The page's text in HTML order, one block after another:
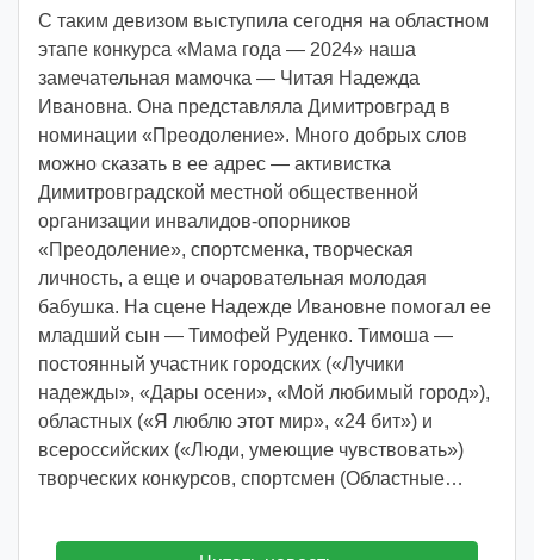
:
v
o
i
d
d
m
d
y
С таким девизом выступила сегодня на областном
этапе конкурса «Мама года — 2024» наша
замечательная мамочка — Читая Надежда
Ивановна. Она представляла Димитровград в
номинации «Преодоление». Много добрых слов
можно сказать в ее адрес — активистка
Димитровградской местной общественной
организации инвалидов-опорников
«Преодоление», спортсменка, творческая
личность, а еще и очаровательная молодая
бабушка. На сцене Надежде Ивановне помогал ее
младший сын — Тимофей Руденко. Тимоша —
постоянный участник городских («Лучики
надежды», «Дары осени», «Мой любимый город»),
областных («Я люблю этот мир», «24 бит») и
всероссийских («Люди, умеющие чувствовать»)
творческих конкурсов, спортсмен (Областные…